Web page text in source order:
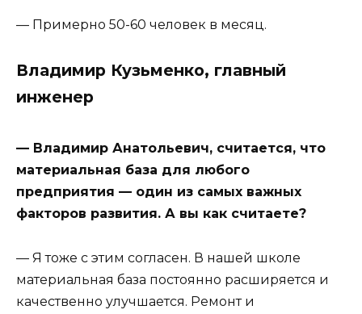
— Примерно 50-60 человек в месяц.
Владимир Кузьменко, главный
инженер
— Владимир Анатольевич, считается, что
материальная база для любого
предприятия — один из самых важных
факторов развития. А вы как считаете?
— Я тоже с этим согласен. В нашей школе
материальная база постоянно расширяется и
качественно улучшается. Ремонт и